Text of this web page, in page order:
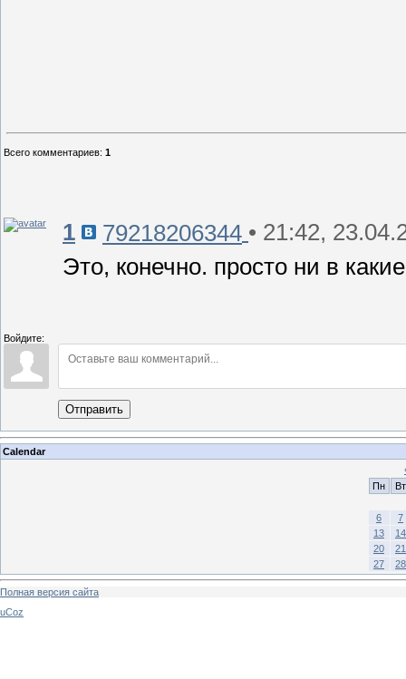
Всего комментариев: 1
1 79218206344 • 21:42,
Это, конечно. просто ни в
Войдите:
Отправить
Calendar
Пн
Вт
6
7
13
14
20
21
27
28
Полная версия сайта
uCoz